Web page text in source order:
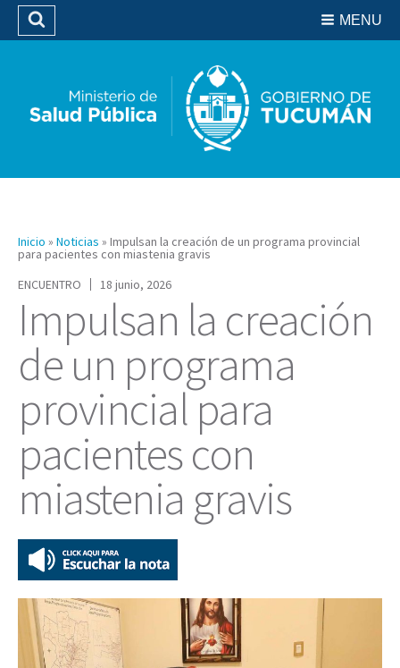
Biblioteca
MENU
Buscar
Inicio » Noticias » Impulsan la creación de un programa provincial
para pacientes con miastenia gravis
ENCUENTRO
18 junio, 2026
Impulsan la creación
de un programa
provincial para
pacientes con
miastenia gravis